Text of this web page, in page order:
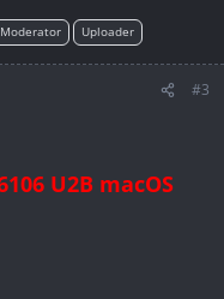
Moderator Uploader
#3
U2B macOS